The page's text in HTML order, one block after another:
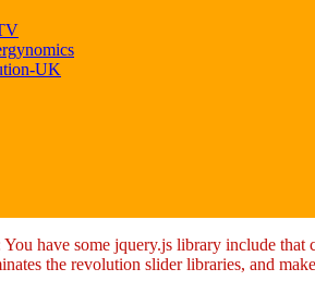
UK
have some jquery.js library include that
the revolution slider libraries, and